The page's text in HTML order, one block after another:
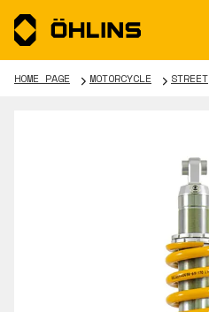
HOME PAGE MOTORCYCLE STREET